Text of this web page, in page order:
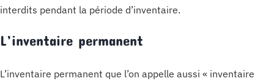
interdits pendant la période d’inventaire.
L’inventaire permanent
L’inventaire permanent que l’on appelle aussi « inventaire